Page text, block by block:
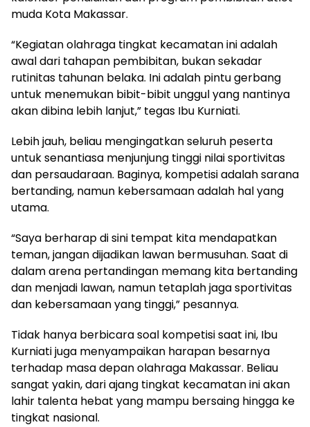
muda Kota Makassar.
“Kegiatan olahraga tingkat kecamatan ini adalah
awal dari tahapan pembibitan, bukan sekadar
rutinitas tahunan belaka. Ini adalah pintu gerbang
untuk menemukan bibit-bibit unggul yang nantinya
akan dibina lebih lanjut,” tegas Ibu Kurniati.
Lebih jauh, beliau mengingatkan seluruh peserta
untuk senantiasa menjunjung tinggi nilai sportivitas
dan persaudaraan. Baginya, kompetisi adalah sarana
bertanding, namun kebersamaan adalah hal yang
utama.
“Saya berharap di sini tempat kita mendapatkan
teman, jangan dijadikan lawan bermusuhan. Saat di
dalam arena pertandingan memang kita bertanding
dan menjadi lawan, namun tetaplah jaga sportivitas
dan kebersamaan yang tinggi,” pesannya.
Tidak hanya berbicara soal kompetisi saat ini, Ibu
Kurniati juga menyampaikan harapan besarnya
terhadap masa depan olahraga Makassar. Beliau
sangat yakin, dari ajang tingkat kecamatan ini akan
lahir talenta hebat yang mampu bersaing hingga ke
tingkat nasional.